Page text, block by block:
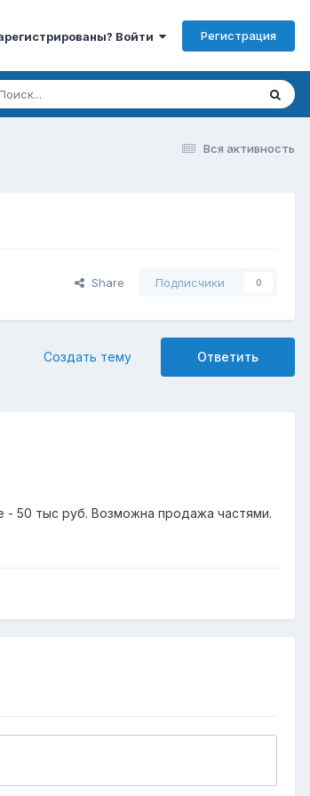
Войти Регистрация
Вся активность
Share Подписчики 0
Ответить
Создать тему
- 50 тыс руб. Возможна продажа частями.